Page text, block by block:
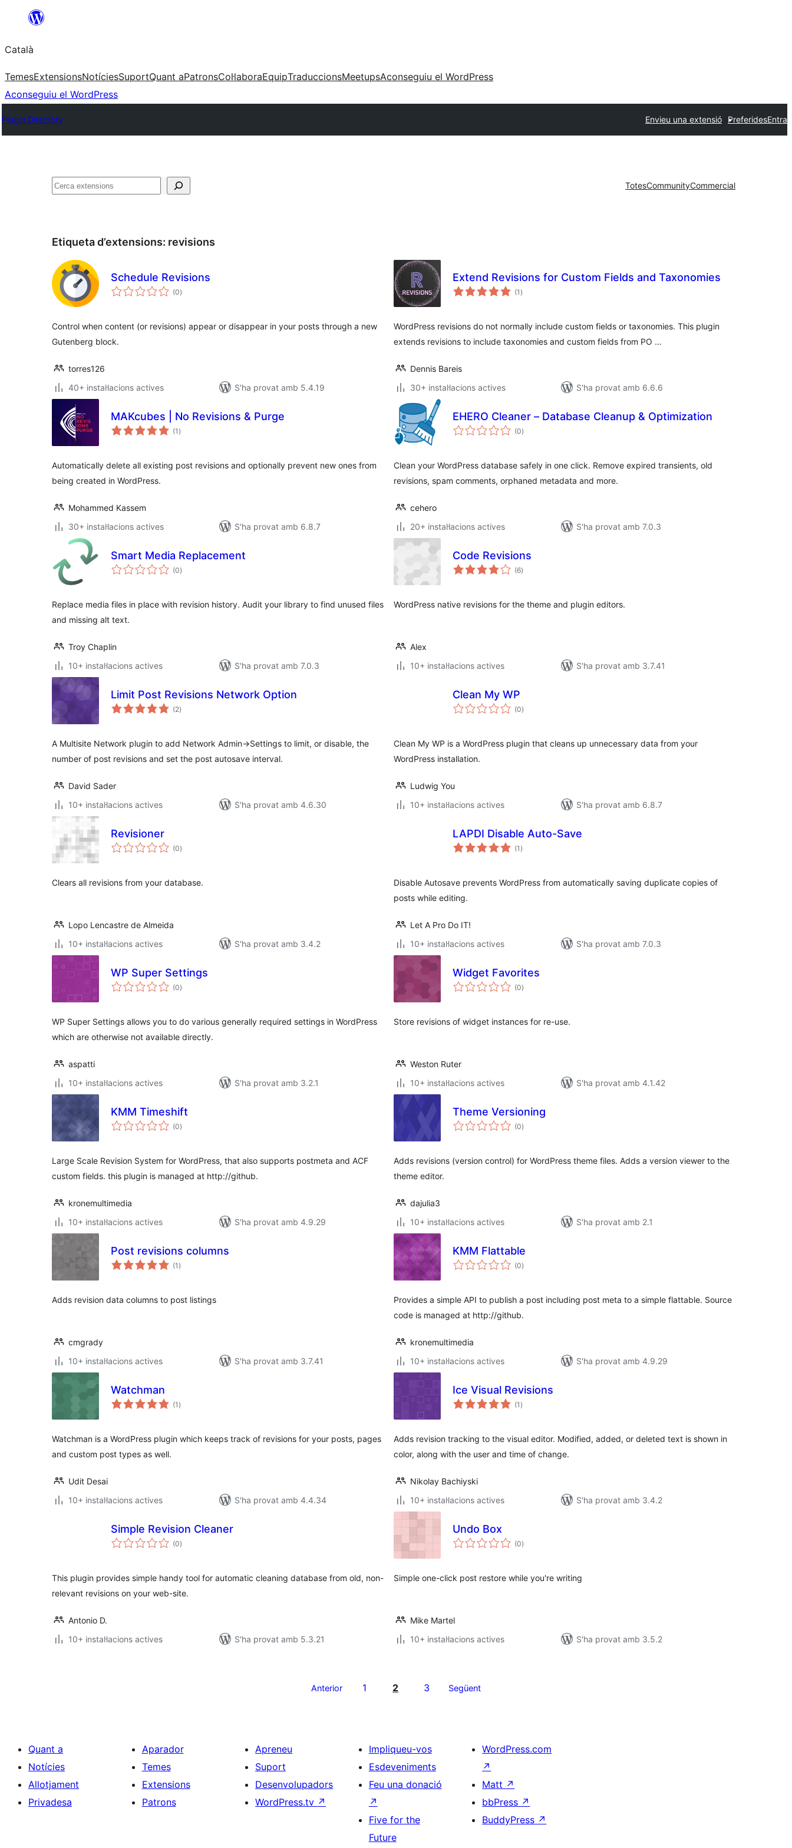
contingut
Català
TemesExtensionsNotíciesSuportQuant aPatronsCol·laboraEquipTraduccionsMeetupsAconseguiu el WordPress
Aconseguiu el WordPress
Plugin Directory Envieu una extensió PreferidesEntra
Cerca TotesCommunityCommercial
Etiqueta d’extensions: revisions
Schedule Revisions
(0puntuacions
totals
)
Control when content (or revisions) appear or disappear in your posts through a new
Gutenberg block.
torres126
40+ instal·lacions actives
S'ha provat amb 5.4.19
Extend Revisions for Custom Fields and Taxonomies
(1 puntuacions
totals
)
WordPress revisions do not normally include custom fields or taxonomies. This plugin
extends revisions to include taxonomies and custom fields from PO …
Dennis Bareis
30+ instal·lacions actives
S'ha provat amb 6.6.6
MAKcubes | No Revisions & Purge
(1 puntuacions
totals
)
Automatically delete all existing post revisions and optionally prevent new ones from
being created in WordPress.
Mohammed Kassem
30+ instal·lacions actives
S'ha provat amb 6.8.7
EHERO Cleaner – Database Cleanup & Optimization
(0puntuacions
totals
)
Clean your WordPress database safely in one click. Remove expired transients, old
revisions, spam comments, orphaned metadata and more.
cehero
20+ instal·lacions actives
S'ha provat amb 7.0.3
Smart Media Replacement
(0puntuacions
totals
)
Replace media files in place with revision history. Audit your library to find unused files
and missing alt text.
Troy Chaplin
10+ instal·lacions actives
S'ha provat amb 7.0.3
Code Revisions
(6puntuacions
totals
)
WordPress native revisions for the theme and plugin editors.
Alex
10+ instal·lacions actives
S'ha provat amb 3.7.41
Limit Post Revisions Network Option
(2puntuacions
totals
)
A Multisite Network plugin to add Network Admin->Settings to limit, or disable, the
number of post revisions and set the post autosave interval.
David Sader
10+ instal·lacions actives
S'ha provat amb 4.6.30
Clean My WP
(0puntuacions
totals
)
Clean My WP is a WordPress plugin that cleans up unnecessary data from your
WordPress installation.
Ludwig You
10+ instal·lacions actives
S'ha provat amb 6.8.7
Revisioner
(0puntuacions
totals
)
Clears all revisions from your database.
Lopo Lencastre de Almeida
10+ instal·lacions actives
S'ha provat amb 3.4.2
LAPDI Disable Auto-Save
(1 puntuacions
totals
)
Disable Autosave prevents WordPress from automatically saving duplicate copies of
posts while editing.
Let A Pro Do IT!
10+ instal·lacions actives
S'ha provat amb 7.0.3
WP Super Settings
(0puntuacions
totals
)
WP Super Settings allows you to do various generally required settings in WordPress
which are otherwise not available directly.
aspatti
10+ instal·lacions actives
S'ha provat amb 3.2.1
Widget Favorites
(0puntuacions
totals
)
Store revisions of widget instances for re-use.
Weston Ruter
10+ instal·lacions actives
S'ha provat amb 4.1.42
KMM Timeshift
(0puntuacions
totals
)
Large Scale Revision System for WordPress, that also supports postmeta and ACF
custom fields. this plugin is managed at http://github.
kronemultimedia
10+ instal·lacions actives
S'ha provat amb 4.9.29
Theme Versioning
(0puntuacions
totals
)
Adds revisions (version control) for WordPress theme files. Adds a version viewer to the
theme editor.
dajulia3
10+ instal·lacions actives
S'ha provat amb 2.1
Post revisions columns
(1 puntuacions
totals
)
Adds revision data columns to post listings
cmgrady
10+ instal·lacions actives
S'ha provat amb 3.7.41
KMM Flattable
(0puntuacions
totals
)
Provides a simple API to publish a post including post meta to a simple flattable. Source
code is managed at http://github.
kronemultimedia
10+ instal·lacions actives
S'ha provat amb 4.9.29
Watchman
(1 puntuacions
totals
)
Watchman is a WordPress plugin which keeps track of revisions for your posts, pages
and custom post types as well.
Udit Desai
10+ instal·lacions actives
S'ha provat amb 4.4.34
Ice Visual Revisions
(1 puntuacions
totals
)
Adds revision tracking to the visual editor. Modified, added, or deleted text is shown in
color, along with the user and time of change.
Nikolay Bachiyski
10+ instal·lacions actives
S'ha provat amb 3.4.2
Simple Revision Cleaner
(0puntuacions
totals
)
This plugin provides simple handy tool for automatic cleaning database from old, non-
relevant revisions on your web-site.
Antonio D.
10+ instal·lacions actives
S'ha provat amb 5.3.21
Undo Box
(0puntuacions
totals
)
Simple one-click post restore while you're writing
Mike Martel
10+ instal·lacions actives
S'ha provat amb 3.5.2
Anterior 1 2 3 Següent
Quant a
Notícies
Allotjament
Privadesa
Aparador
Temes
Extensions
Patrons
Apreneu
Suport
Desenvolupadors
WordPress.tv ↗
Impliqueu-vos
Esdeveniments
Feu una donació
↗
Five for the
Future
WordPress.com
↗
Matt ↗
bbPress ↗
BuddyPress ↗